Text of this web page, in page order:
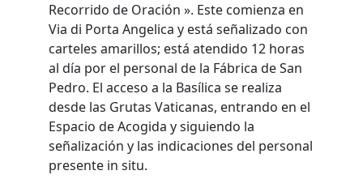
Recorrido de Oración ». Este comienza en
Via di Porta Angelica y está señalizado con
carteles amarillos; está atendido 12 horas
al día por el personal de la Fábrica de San
Pedro. El acceso a la Basílica se realiza
desde las Grutas Vaticanas, entrando en el
Espacio de Acogida y siguiendo la
señalización y las indicaciones del personal
presente in situ.